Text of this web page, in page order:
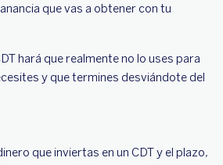
que vas a obtener con tu
hará que realmente no lo uses para
y que termines desviándote del
que inviertas en un CDT y el plazo,